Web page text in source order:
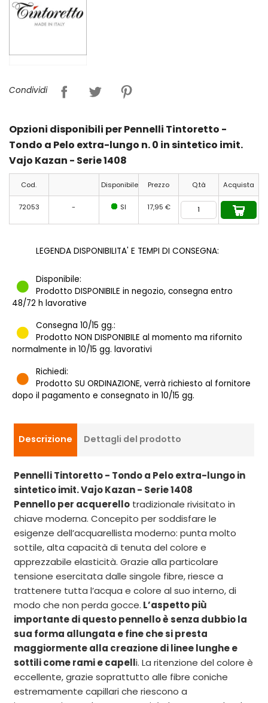
Condividi
Opzioni disponibili per Pennelli Tintoretto -
Tondo a Pelo extra-lungo n. 0 in sintetico imit.
Vajo Kazan - Serie 1408
Cod. Disponibile Prezzo Q.tà Acquista
72053 - SI 17,95 €
LEGENDA DISPONIBILITA' E TEMPI DI CONSEGNA:
Disponibile:
Prodotto DISPONIBILE in negozio, consegna entro
48/72 h lavorative
Consegna 10/15 gg.:
Prodotto NON DISPONIBILE al momento ma rifornito
normalmente in 10/15 gg. lavorativi
Richiedi:
Prodotto SU ORDINAZIONE, verrà richiesto al fornitore
dopo il pagamento e consegnato in 10/15 gg.
Descrizione Dettagli del prodotto
Pennelli Tintoretto - Tondo a Pelo extra-lungo in
sintetico imit. Vajo Kazan - Serie 1408
Pennello per acquerello tradizionale rivisitato in
chiave moderna. Concepito per soddisfare le
esigenze dell’acquarellista moderno: punta molto
sottile, alta capacità di tenuta del colore e
apprezzabile elasticità. Grazie alla particolare
tensione esercitata dalle singole fibre, riesce a
trattenere tutta l’acqua e colore al suo interno, di
modo che non perda gocce. L’aspetto più
importante di questo pennello è senza dubbio la
sua forma allungata e fine che si presta
maggiormente alla creazione di linee lunghe e
sottili come rami e capelli. La ritenzione del colore è
eccellente, grazie soprattutto alle fibre coniche
estremamente capillari che riescono a